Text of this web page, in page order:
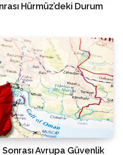
Hürmüz’deki Durum
Avrupa Güvenlik